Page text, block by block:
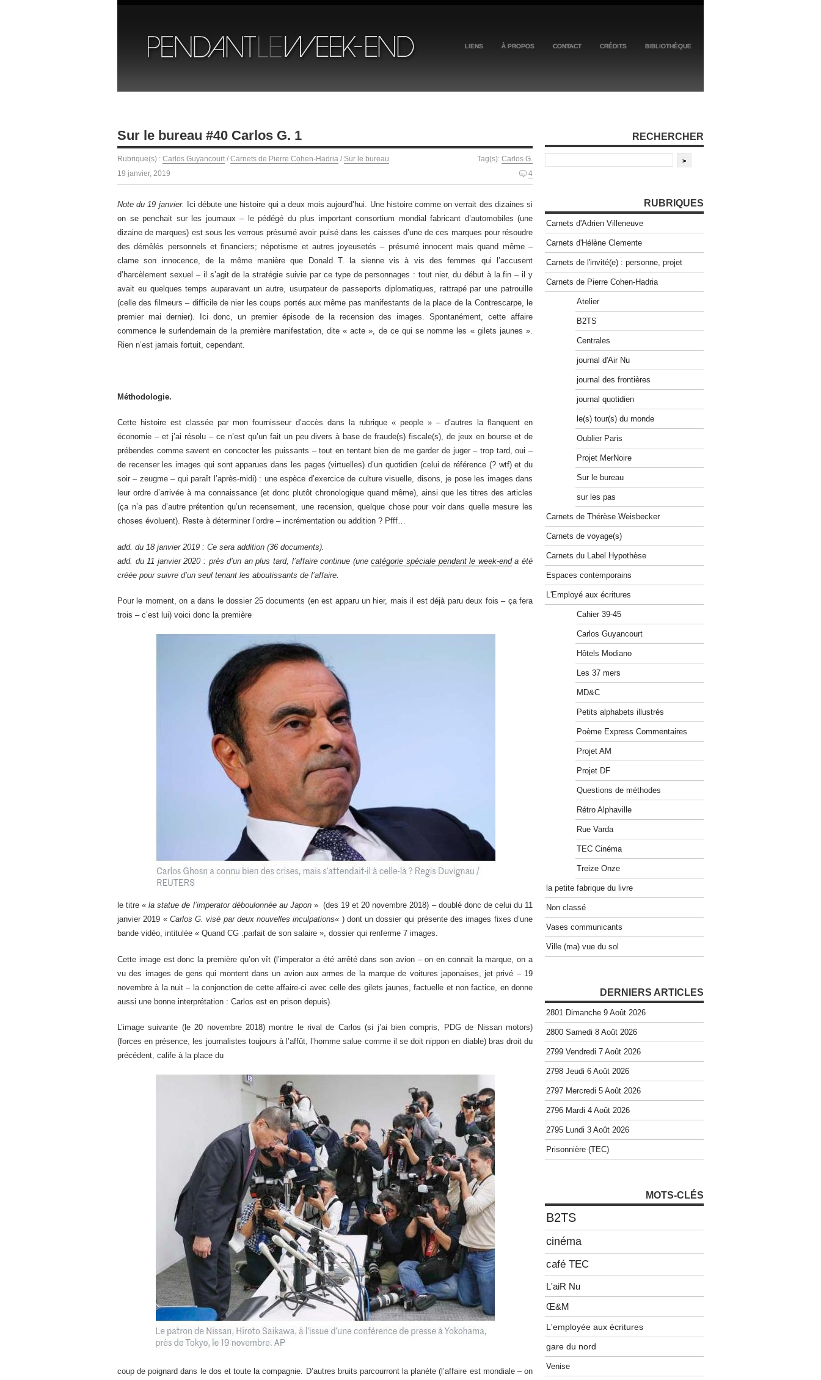
LIENS À PROPOS CONTACT CRÉDITS BIBLIOTHÈQUE
Sur le bureau #40 Carlos G. 1
Rubrique(s) : Carlos Guyancourt / Carnets de Pierre Cohen-Hadria / Sur le bureau Tag(s): Carlos G.
19 janvier, 2019
4
Note du 19 janvier.
Ici débute une histoire qui a deux mois aujourd’hui. Une histoire comme on verrait des dizaines si
on se penchait sur les journaux – le pédégé du plus important consortium mondial fabricant d’automobiles (une
dizaine de marques) est sous les verrous présumé avoir puisé dans les caisses d’une de ces marques pour résoudre
des démêlés personnels et financiers; népotisme et autres joyeusetés – présumé innocent mais quand même –
clame son innocence, de la même manière que Donald T. la sienne vis à vis des femmes qui l’accusent
d’harcèlement sexuel – il s’agit de la stratégie suivie par ce type de personnages : tout nier, du début à la fin – il y
avait eu quelques temps auparavant un autre, usurpateur de passeports diplomatiques, rattrapé par une patrouille
(celle des filmeurs – difficile de nier les coups portés aux même pas manifestants de la place de la Contrescarpe, le
premier mai dernier). Ici donc, un premier épisode de la recension des images. Spontanément, cette affaire
commence le surlendemain de la première manifestation, dite « acte », de ce qui se nomme les « gilets jaunes ».
Rien n’est jamais fortuit, cependant.
Méthodologie.
Cette histoire est classée par mon fournisseur d’accès dans la rubrique « people » – d’autres la flanquent en
économie – et j’ai résolu – ce n’est qu’un fait un peu divers à base de fraude(s) fiscale(s), de jeux en bourse et de
prébendes comme savent en concocter les puissants – tout en tentant bien de me garder de juger – trop tard, oui –
de recenser les images qui sont apparues dans les pages (virtuelles) d’un quotidien (celui de référence (? wtf) et du
soir – zeugme – qui paraît l’après-midi) : une espèce d’exercice de culture visuelle, disons, je pose les images dans
leur ordre d’arrivée à ma connaissance (et donc plutôt chronologique quand même), ainsi que les titres des articles
(ça n’a pas d’autre prétention qu’un recensement, une recension, quelque chose pour voir dans quelle mesure les
choses évoluent). Reste à déterminer l’ordre – incrémentation ou addition ? Pfff…
add. du 18 janvier 2019 : Ce sera addition (36 documents).
add. du 11 janvier 2020 : près d’un an plus tard, l’affaire continue (unecatégorie spéciale pendant le week-enda été
créée pour suivre d’un seul tenant les aboutissants de l’affaire.
Pour le moment, on a dans le dossier 25 documents (en est apparu un hier, mais il est déjà paru deux fois – ça fera
trois – c’est lui) voici donc la première
le titre «la statue de l’imperator déboulonnée au Japon» (des 19 et 20 novembre 2018) – doublé donc de celui du 11
janvier 2019 « Carlos G. visé par deux nouvelles inculpations« ) dont un dossier qui présente des images fixes d’une
bande vidéo, intitulée « Quand CG .parlait de son salaire », dossier qui renferme 7 images.
Cette image est donc la première qu’on vît (l’imperator a été arrêté dans son avion – on en connait la marque, on a
vu des images de gens qui montent dans un avion aux armes de la marque de voitures japonaises, jet privé – 19
novembre à la nuit – la conjonction de cette affaire-ci avec celle des gilets jaunes, factuelle et non factice, en donne
aussi une bonne interprétation : Carlos est en prison depuis).
L’image suivante (le 20 novembre 2018) montre le rival de Carlos (si j’ai bien compris, PDG de Nissan motors)
(forces en présence, les journalistes toujours à l’affût, l’homme salue comme il se doit nippon en diable) bras droit du
précédent, calife à la place du
coup de poignard dans le dos et toute la compagnie. D’autres bruits parcourront la planète (l’affaire est mondiale – on
RECHERCHER
RUBRIQUES
Carnets d'Adrien Villeneuve
Carnets d'Hélène Clemente
Carnets de l'invité(e) : personne, projet
Carnets de Pierre Cohen-Hadria
Atelier
B2TS
Centrales
journal d'Air Nu
journal des frontières
journal quotidien
le(s) tour(s) du monde
Oublier Paris
Projet MerNoire
Sur le bureau
sur les pas
Carnets de Thérèse Weisbecker
Carnets de voyage(s)
Carnets du Label Hypothèse
Espaces contemporains
L'Employé aux écritures
Cahier 39-45
Carlos Guyancourt
Hôtels Modiano
Les 37 mers
MD&C
Petits alphabets illustrés
Poème Express Commentaires
Projet AM
Projet DF
Questions de méthodes
Rétro Alphaville
Rue Varda
TEC Cinéma
Treize Onze
la petite fabrique du livre
Non classé
Vases communicants
Ville (ma) vue du sol
DERNIERS ARTICLES
2801 Dimanche 9 Août 2026
2800 Samedi 8 Août 2026
2799 Vendredi 7 Août 2026
2798 Jeudi 6 Août 2026
2797 Mercredi 5 Août 2026
2796 Mardi 4 Août 2026
2795 Lundi 3 Août 2026
Prisonnière (TEC)
MOTS-CLÉS
B2TS
cinéma
café TEC
L'aiR Nu
Œ&M
L'employée aux écritures
gare du nord
Venise